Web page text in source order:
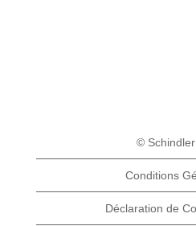
©
Conditions
Déclaration de